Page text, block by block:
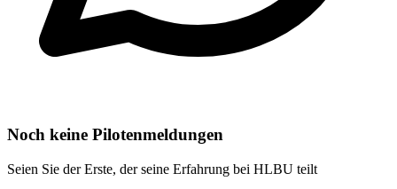
Noch keine Pilotenmeldungen
Seien Sie der Erste, der seine Erfahrung bei HLBU teilt